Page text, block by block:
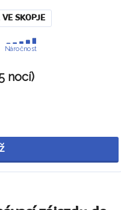
VE SKOPJE
Náročnost
nocí)